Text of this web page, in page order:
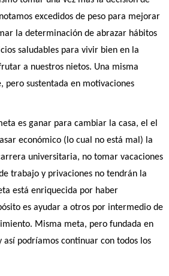
excedidos de peso para mejorar
la determinación de abrazar hábitos
saludables para vivir bien en la
a nuestros nietos. Una misma
pero sustentada en motivaciones
es ganar para cambiar la casa, el el
económico (lo cual no está mal) la
universitaria, no tomar vacaciones
trabajo y privaciones no tendrán la
está enriquecida por haber
es ayudar a otros por intermedio de
Misma meta, pero fundada en
así podríamos continuar con todos los